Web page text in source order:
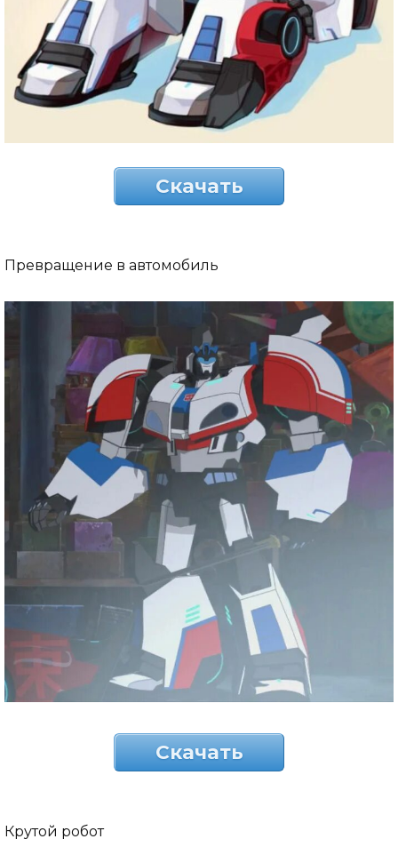
Скачать
Превращение в автомобиль
Скачать
Крутой робот